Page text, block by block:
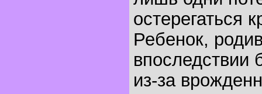
остерегаться
Ребенок,
впоследствии
из-за